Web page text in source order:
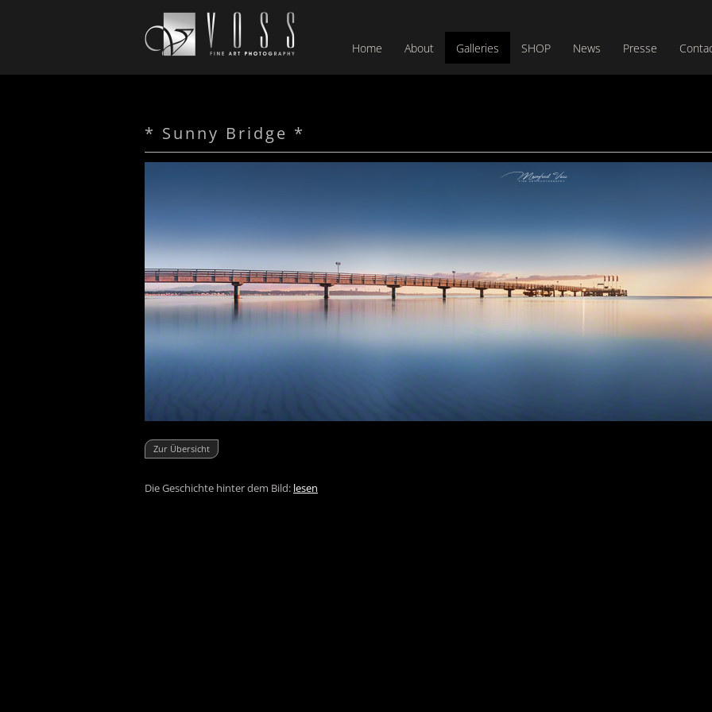
Home About Galleries SHOP News Presse
* Sunny Bridge *
Zur Übersicht
Die Geschichte hinter dem Bild: lesen